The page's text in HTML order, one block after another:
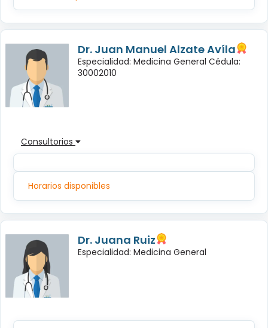
Dr. Juan Manuel Alzate Avíla
Especialidad: Medicina General Cédula:
30002010
Consultorios
Horarios disponibles
Dr. Juana Ruiz
Especialidad: Medicina General